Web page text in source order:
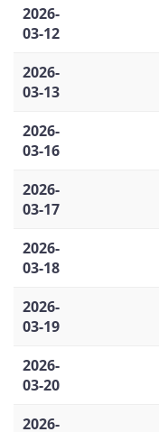
2026-
03-12
2026-
03-13
2026-
03-16
2026-
03-17
2026-
03-18
2026-
03-19
2026-
03-20
2026-